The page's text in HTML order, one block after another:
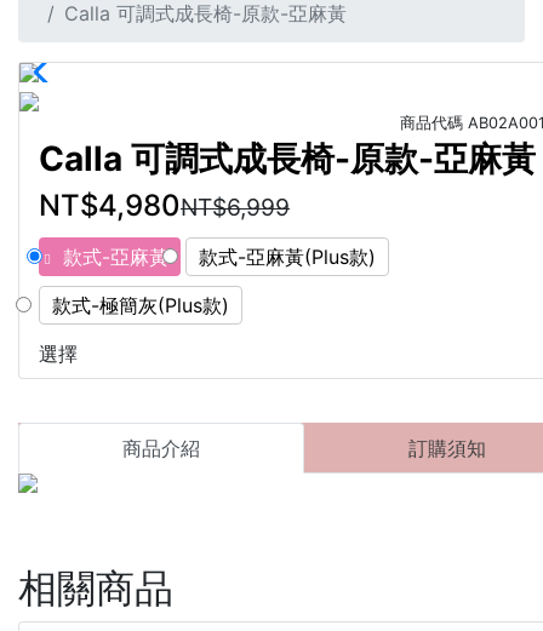
Calla 可調式成長椅-原款-亞麻黃
商品代碼
Calla 可調式成長椅-原款-亞麻黃
NT$4,980NT$6,999
款式-亞麻黃
款式-亞麻黃(Plus款)
款式-極簡灰(Plus款)
選擇
商品介紹 訂購須知
相關商品